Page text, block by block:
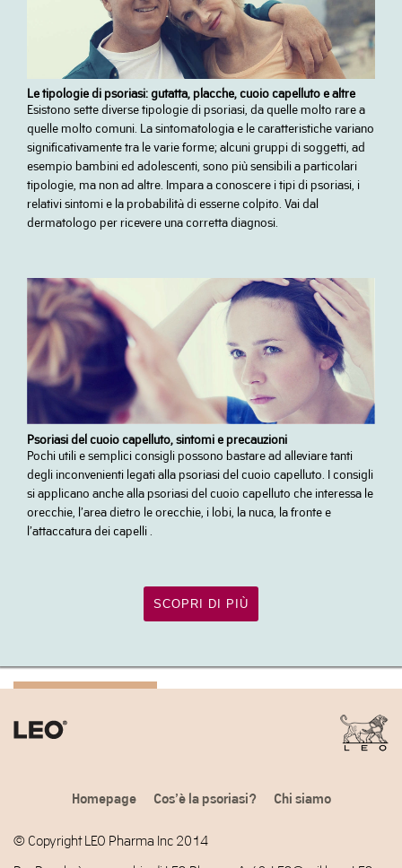
Le tipologie di psoriasi: gutatta, placche, cuoio capelluto e altre
Esistono sette diverse tipologie di psoriasi, da quelle molto rare a
quelle molto comuni. La sintomatologia e le caratteristiche variano
significativamente tra le varie forme; alcuni gruppi di soggetti, ad
esempio bambini ed adolescenti, sono più sensibili a particolari
tipologie, ma non ad altre. Impara a conoscere i tipi di psoriasi, i
relativi sintomi e la probabilità di esserne colpito. Vai dal
dermatologo per ricevere una corretta diagnosi.
Psoriasi del cuoio capelluto, sintomi e precauzioni
Pochi utili e semplici consigli possono bastare ad alleviare tanti
degli inconvenienti legati alla psoriasi del cuoio capelluto. I consigli
si applicano anche alla psoriasi del cuoio capelluto che interessa le
orecchie, l’area dietro le orecchie, i lobi, la nuca, la fronte e
l’attaccatura dei capelli .
SCOPRI DI PIÙ
Homepage Cos’è la psoriasi? Chi siamo
© Copyright LEO Pharma Inc 2014